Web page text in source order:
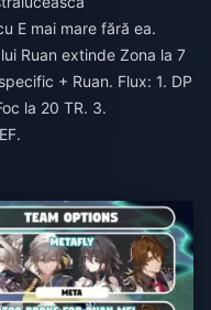
E mai mare fără ea.
Ruan extinde Zona la 7
+ Ruan. Flux: 1. DP
la 20 TR. 3.